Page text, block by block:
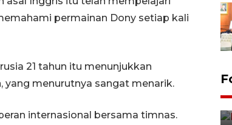
permainan Dony setiap kali
21 tahun itu menunjukkan
menurutnya sangat menarik.
internasional bersama timnas.
Uji fungsi jembatan kereta api
di Jember